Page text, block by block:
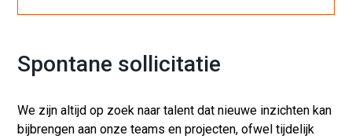
Spontane sollicitatie
We zijn altijd op zoek naar talent dat nieuwe inzichten kan
bijbrengen aan onze teams en projecten, ofwel tijdelijk